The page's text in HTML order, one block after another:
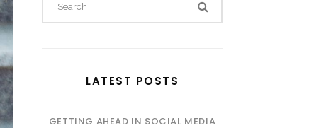
LATEST POSTS
GETTING AHEAD IN SOCIAL MEDIA